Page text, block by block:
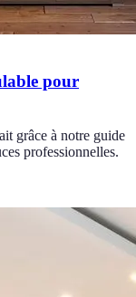
pour
grâce à notre guide
professionnelles.